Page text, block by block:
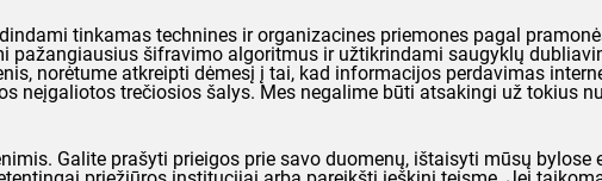
tinkamas technines ir organizacines priemones pagal
pažangiausius šifravimo algoritmus ir užtikrindami saugyklų
norėtume atkreipti dėmesį į tai, kad informacijos perdavimas
neįgaliotos trečiosios šalys. Mes negalime būti atsakingi už tokius
Galite prašyti prieigos prie savo duomenų, ištaisyti mūsų bylose